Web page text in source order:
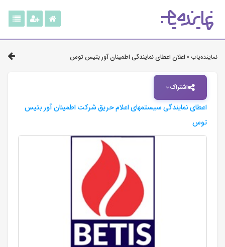
نماینده‌یاب » اعلان اعطای نمایندگی اطمینان آور بتیس توس
اشتراک
اعطای نمایندگی سیستمهای اعلام حریق شرکت اطمینان آور بتیس
توس